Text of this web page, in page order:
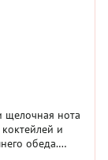
щелочная нота
и
обеда.